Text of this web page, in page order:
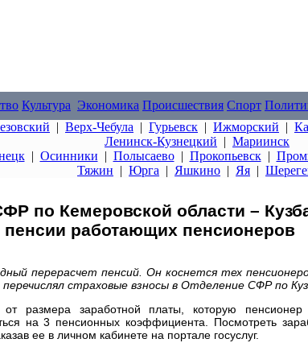
Культура Экономика Происшествия Спорт
| Верх-Чебула | Гурьевск | Ижморский |
Ленинск-Кузнецкий | Мариинск
| Осинники | Полысаево| Прокопьевск|
Тяжин | Юрга | Яшкино | Яя |
по Кемеровской области –
пенсии работающих пенсионеров
перерасчет пенсий. Он коснется тех
страховые взносы в Отделение СФР по
размера заработной платы, которую
на 3 пенсионных коэффициента. Посмотреть
ее в личном кабинете на портале госуслуг.